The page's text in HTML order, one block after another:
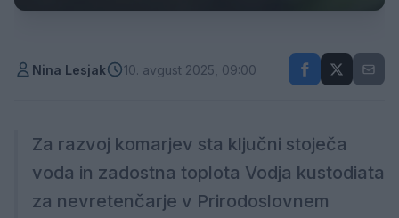
Nina Lesjak 10. avgust 2025, 09:00
Za razvoj komarjev sta ključni stoječa
voda in zadostna toplota Vodja kustodiata
za nevretenčarje v Prirodoslovnem